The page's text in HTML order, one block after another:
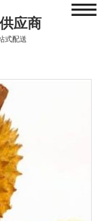
应商
式配送
≡